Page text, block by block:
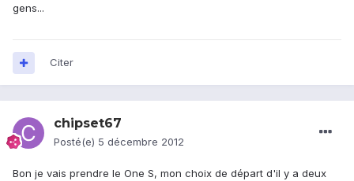
gens...
Citer
chipset67
Posté(e) 5 décembre 2012
Bon je vais prendre le One S, mon choix de départ d'il y a deux